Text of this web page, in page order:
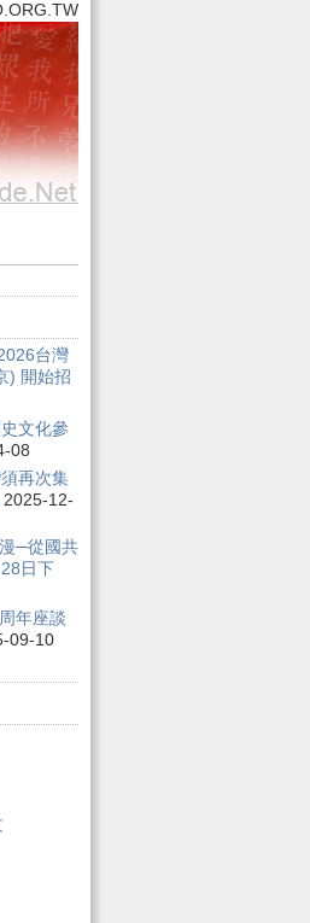
台灣
) 開始招
文化參
08
再次集
2025-12-
─從國共
日下
年座談
09-10